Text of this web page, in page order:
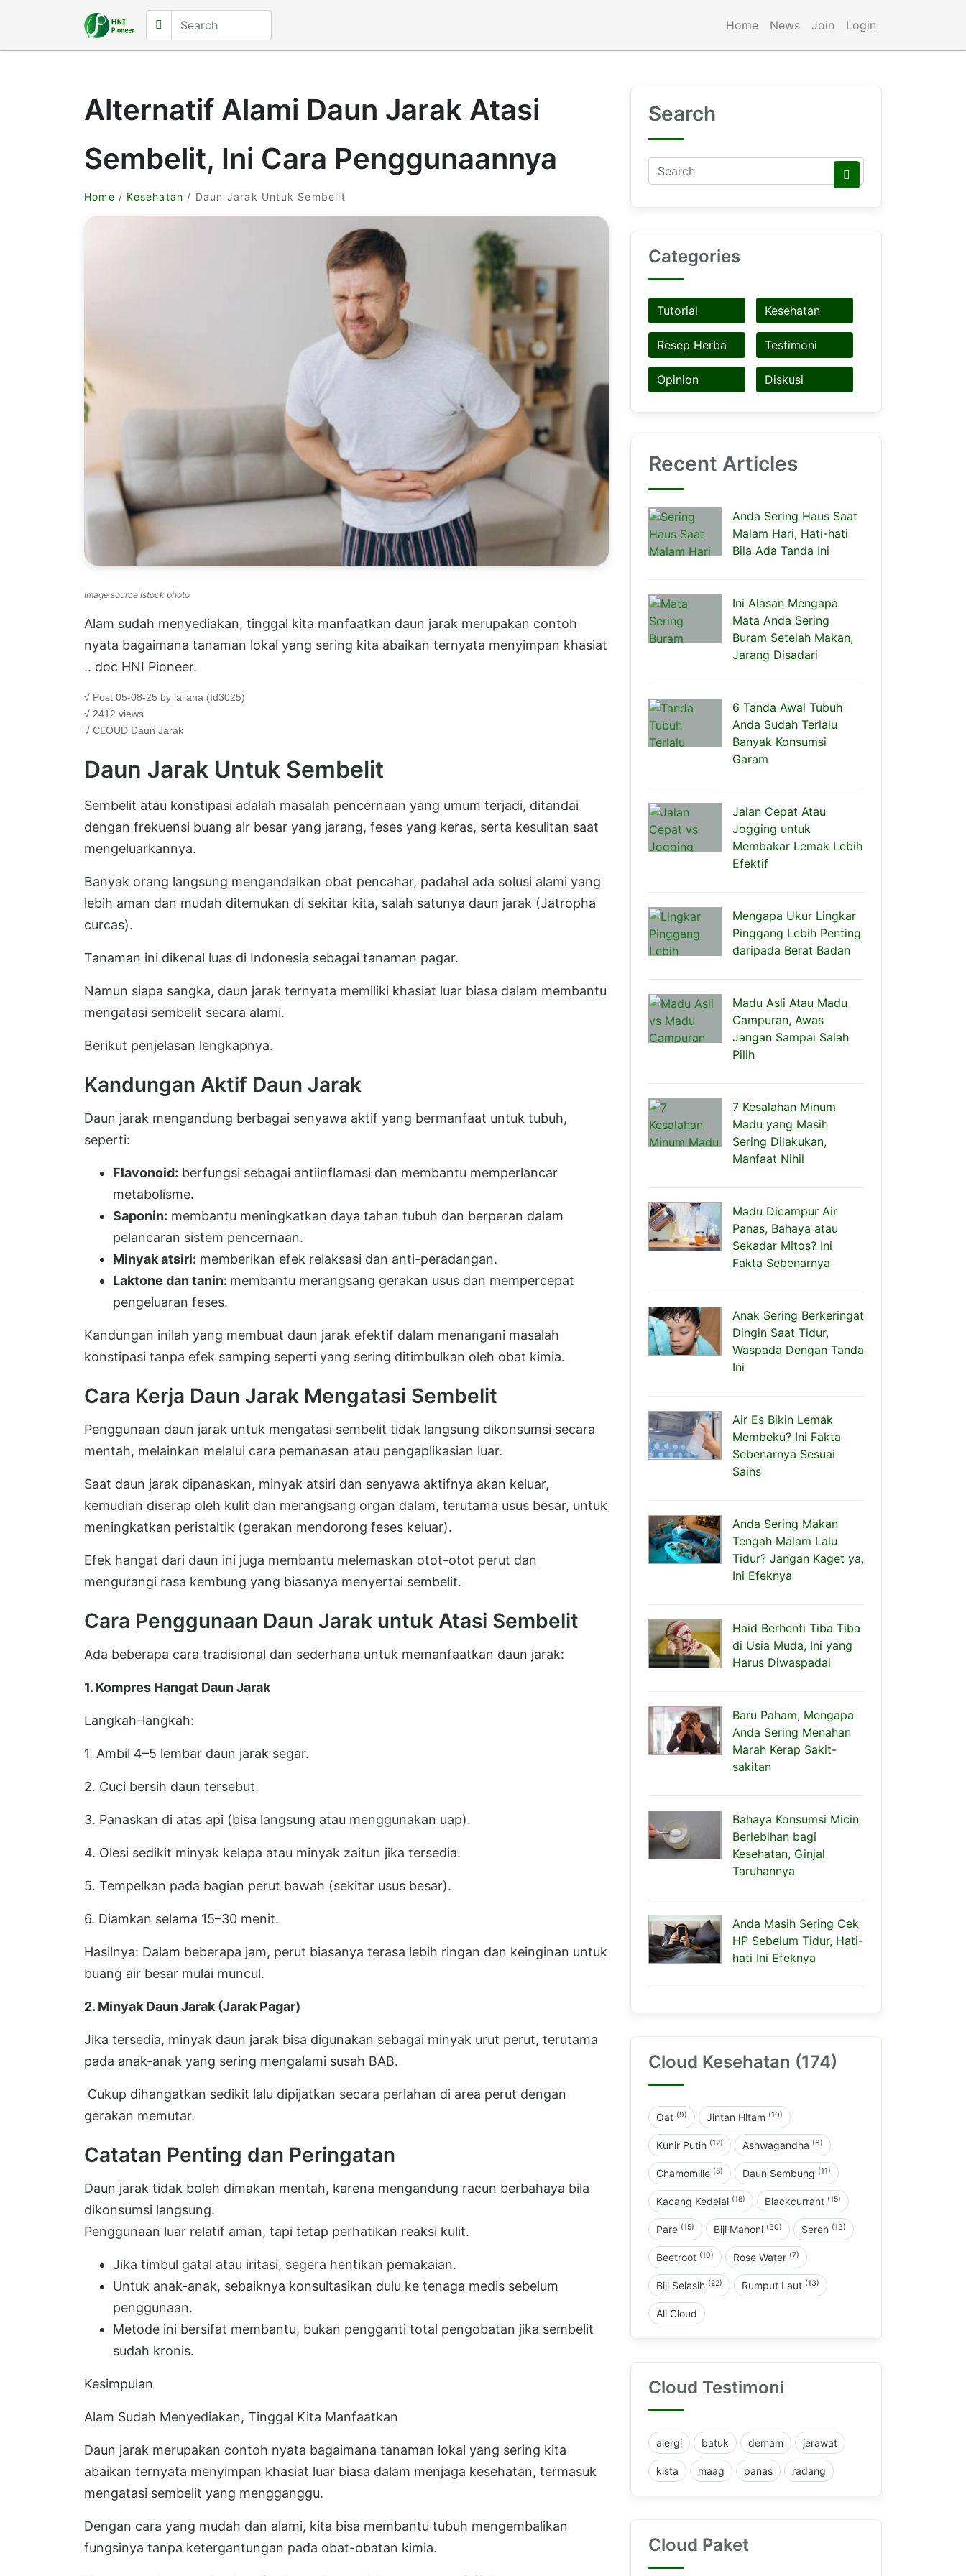
Home News Join Login
Alternatif Alami Daun Jarak Atasi
Sembelit, Ini Cara Penggunaannya
Home / Kesehatan / Daun Jarak Untuk Sembelit
Image source istock photo
Alam sudah menyediakan, tinggal kita manfaatkan daun jarak merupakan contoh
nyata bagaimana tanaman lokal yang sering kita abaikan ternyata menyimpan khasiat
.. doc HNI Pioneer.
√ Post 05-08-25 by lailana (Id3025)
√ 2412 views
√ CLOUD Daun Jarak
Daun Jarak Untuk Sembelit
Sembelit atau konstipasi adalah masalah pencernaan yang umum terjadi, ditandai
dengan frekuensi buang air besar yang jarang, feses yang keras, serta kesulitan saat
mengeluarkannya.
Banyak orang langsung mengandalkan obat pencahar, padahal ada solusi alami yang
lebih aman dan mudah ditemukan di sekitar kita, salah satunya daun jarak (Jatropha
curcas).
Tanaman ini dikenal luas di Indonesia sebagai tanaman pagar.
Namun siapa sangka, daun jarak ternyata memiliki khasiat luar biasa dalam membantu
mengatasi sembelit secara alami.
Berikut penjelasan lengkapnya.
Kandungan Aktif Daun Jarak
Daun jarak mengandung berbagai senyawa aktif yang bermanfaat untuk tubuh,
seperti:
Flavonoid: berfungsi sebagai antiinflamasi dan membantu memperlancar
metabolisme.
Saponin: membantu meningkatkan daya tahan tubuh dan berperan dalam
pelancaran sistem pencernaan.
Minyak atsiri: memberikan efek relaksasi dan anti-peradangan.
Laktone dan tanin: membantu merangsang gerakan usus dan mempercepat
pengeluaran feses.
Kandungan inilah yang membuat daun jarak efektif dalam menangani masalah
konstipasi tanpa efek samping seperti yang sering ditimbulkan oleh obat kimia.
Cara Kerja Daun Jarak Mengatasi Sembelit
Penggunaan daun jarak untuk mengatasi sembelit tidak langsung dikonsumsi secara
mentah, melainkan melalui cara pemanasan atau pengaplikasian luar.
Saat daun jarak dipanaskan, minyak atsiri dan senyawa aktifnya akan keluar,
kemudian diserap oleh kulit dan merangsang organ dalam, terutama usus besar, untuk
meningkatkan peristaltik (gerakan mendorong feses keluar).
Efek hangat dari daun ini juga membantu melemaskan otot-otot perut dan
mengurangi rasa kembung yang biasanya menyertai sembelit.
Cara Penggunaan Daun Jarak untuk Atasi Sembelit
Ada beberapa cara tradisional dan sederhana untuk memanfaatkan daun jarak:
1. Kompres Hangat Daun Jarak
Langkah-langkah:
1. Ambil 4–5 lembar daun jarak segar.
2. Cuci bersih daun tersebut.
3. Panaskan di atas api (bisa langsung atau menggunakan uap).
4. Olesi sedikit minyak kelapa atau minyak zaitun jika tersedia.
5. Tempelkan pada bagian perut bawah (sekitar usus besar).
6. Diamkan selama 15–30 menit.
Hasilnya: Dalam beberapa jam, perut biasanya terasa lebih ringan dan keinginan untuk
buang air besar mulai muncul.
2. Minyak Daun Jarak (Jarak Pagar)
Jika tersedia, minyak daun jarak bisa digunakan sebagai minyak urut perut, terutama
pada anak-anak yang sering mengalami susah BAB.
Cukup dihangatkan sedikit lalu dipijatkan secara perlahan di area perut dengan
gerakan memutar.
Catatan Penting dan Peringatan
Daun jarak tidak boleh dimakan mentah, karena mengandung racun berbahaya bila
dikonsumsi langsung.
Penggunaan luar relatif aman, tapi tetap perhatikan reaksi kulit.
Jika timbul gatal atau iritasi, segera hentikan pemakaian.
Untuk anak-anak, sebaiknya konsultasikan dulu ke tenaga medis sebelum
penggunaan.
Metode ini bersifat membantu, bukan pengganti total pengobatan jika sembelit
sudah kronis.
Kesimpulan
Alam Sudah Menyediakan, Tinggal Kita Manfaatkan
Daun jarak merupakan contoh nyata bagaimana tanaman lokal yang sering kita
abaikan ternyata menyimpan khasiat luar biasa dalam menjaga kesehatan, termasuk
mengatasi sembelit yang mengganggu.
Dengan cara yang mudah dan alami, kita bisa membantu tubuh mengembalikan
fungsinya tanpa ketergantungan pada obat-obatan kimia.
Search
Categories
Tutorial Kesehatan
Resep Herba Testimoni
Opinion Diskusi
Recent Articles
Anda Sering Haus Saat
Malam Hari, Hati-hati
Bila Ada Tanda Ini
Ini Alasan Mengapa
Mata Anda Sering
Buram Setelah Makan,
Jarang Disadari
6 Tanda Awal Tubuh
Anda Sudah Terlalu
Banyak Konsumsi
Garam
Jalan Cepat Atau
Jogging untuk
Membakar Lemak Lebih
Efektif
Mengapa Ukur Lingkar
Pinggang Lebih Penting
daripada Berat Badan
Madu Asli Atau Madu
Campuran, Awas
Jangan Sampai Salah
Pilih
7 Kesalahan Minum
Madu yang Masih
Sering Dilakukan,
Manfaat Nihil
Madu Dicampur Air
Panas, Bahaya atau
Sekadar Mitos? Ini
Fakta Sebenarnya
Anak Sering Berkeringat
Dingin Saat Tidur,
Waspada Dengan Tanda
Ini
Air Es Bikin Lemak
Membeku? Ini Fakta
Sebenarnya Sesuai
Sains
Anda Sering Makan
Tengah Malam Lalu
Tidur? Jangan Kaget ya,
Ini Efeknya
Haid Berhenti Tiba Tiba
di Usia Muda, Ini yang
Harus Diwaspadai
Baru Paham, Mengapa
Anda Sering Menahan
Marah Kerap Sakit-
sakitan
Bahaya Konsumsi Micin
Berlebihan bagi
Kesehatan, Ginjal
Taruhannya
Anda Masih Sering Cek
HP Sebelum Tidur, Hati-
hati Ini Efeknya
Cloud Kesehatan (174)
Oat (9) Jintan Hitam (10)
Kunir Putih (12) Ashwagandha (6)
Chamomille (8) Daun Sembung (11)
Kacang Kedelai (18) Blackcurrant (15)
Pare (15) Biji Mahoni (30) Sereh (13)
Beetroot (10) Rose Water (7)
Biji Selasih (22) Rumput Laut (13)
All Cloud
Cloud Testimoni
alergi batuk demam jerawat
kista maag panas radang
Cloud Paket